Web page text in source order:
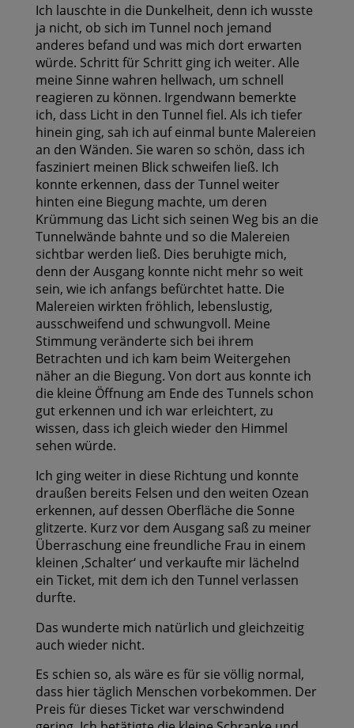
Ich lauschte in die Dunkelheit, denn ich wusste
ja nicht, ob sich im Tunnel noch jemand
anderes befand und was mich dort erwarten
würde. Schritt für Schritt ging ich weiter. Alle
meine Sinne wahren hellwach, um schnell
reagieren zu können. Irgendwann bemerkte
ich, dass Licht in den Tunnel fiel. Als ich tiefer
hinein ging, sah ich auf einmal bunte Malereien
an den Wänden. Sie waren so schön, dass ich
fasziniert meinen Blick schweifen ließ. Ich
konnte erkennen, dass der Tunnel weiter
hinten eine Biegung machte, um deren
Krümmung das Licht sich seinen Weg bis an die
Tunnelwände bahnte und so die Malereien
sichtbar werden ließ. Dies beruhigte mich,
denn der Ausgang konnte nicht mehr so weit
sein, wie ich anfangs befürchtet hatte. Die
Malereien wirkten fröhlich, lebenslustig,
ausschweifend und schwungvoll. Meine
Stimmung veränderte sich bei ihrem
Betrachten und ich kam beim Weitergehen
näher an die Biegung. Von dort aus konnte ich
die kleine Öffnung am Ende des Tunnels schon
gut erkennen und ich war erleichtert, zu
wissen, dass ich gleich wieder den Himmel
sehen würde.
Ich ging weiter in diese Richtung und konnte
draußen bereits Felsen und den weiten Ozean
erkennen, auf dessen Oberfläche die Sonne
glitzerte. Kurz vor dem Ausgang saß zu meiner
Überraschung eine freundliche Frau in einem
kleinen ‚Schalter‘ und verkaufte mir lächelnd
ein Ticket, mit dem ich den Tunnel verlassen
durfte.
Das wunderte mich natürlich und gleichzeitig
auch wieder nicht.
Es schien so, als wäre es für sie völlig normal,
dass hier täglich Menschen vorbekommen. Der
Preis für dieses Ticket war verschwindend